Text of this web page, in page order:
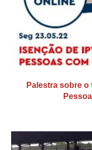
Palestra sobre o